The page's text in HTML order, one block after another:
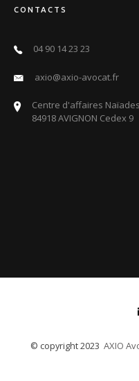
CONTACTS
04 90 14 23 23
axio@axio-avocat.fr
Centre d'affaires
84918 AVIGNON Cedex 9
© copyright 2023 AXIO